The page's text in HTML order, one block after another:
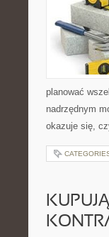
planować
nadrzędnym
okazuje się,